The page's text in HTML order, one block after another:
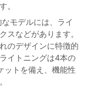
。
モデルには、ライ
スなどがあります。
のデザインに特徴的
イトニングは4本の
ットを備え、機能性